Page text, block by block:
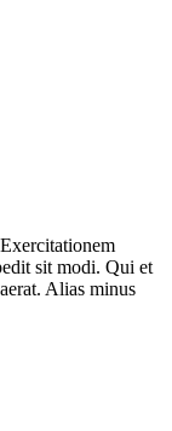
sit modi. Qui et
Alias minus